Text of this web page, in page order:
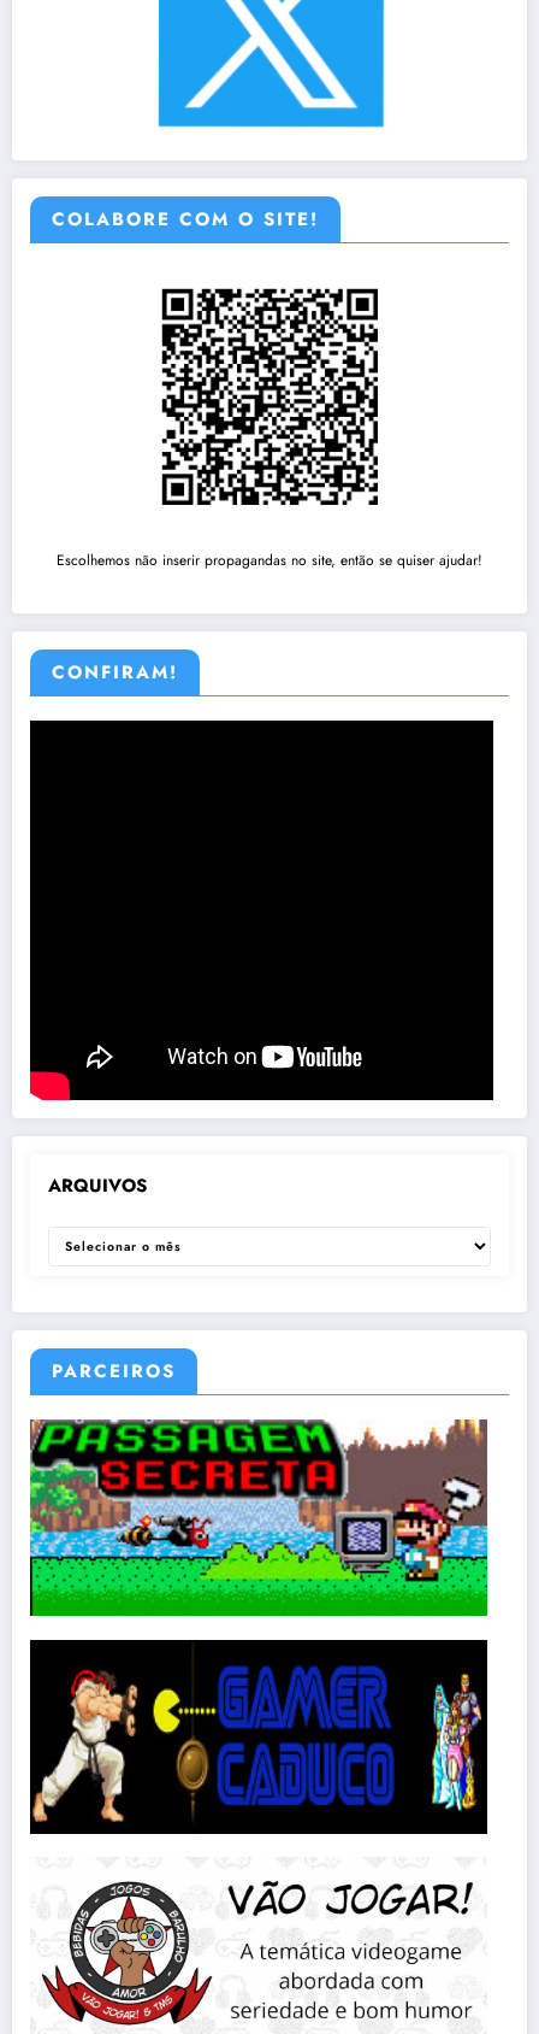
COLABORE COM O SITE!
Escolhemos não inserir propagandas no site, então se quiser ajudar!
CONFIRAM!
ARQUIVOS
ARQUIVOS
PARCEIROS